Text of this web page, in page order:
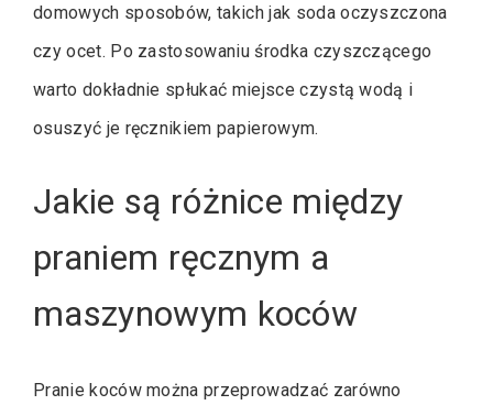
domowych sposobów, takich jak soda oczyszczona
czy ocet. Po zastosowaniu środka czyszczącego
warto dokładnie spłukać miejsce czystą wodą i
osuszyć je ręcznikiem papierowym.
Jakie są różnice między
praniem ręcznym a
maszynowym koców
Pranie koców można przeprowadzać zarówno